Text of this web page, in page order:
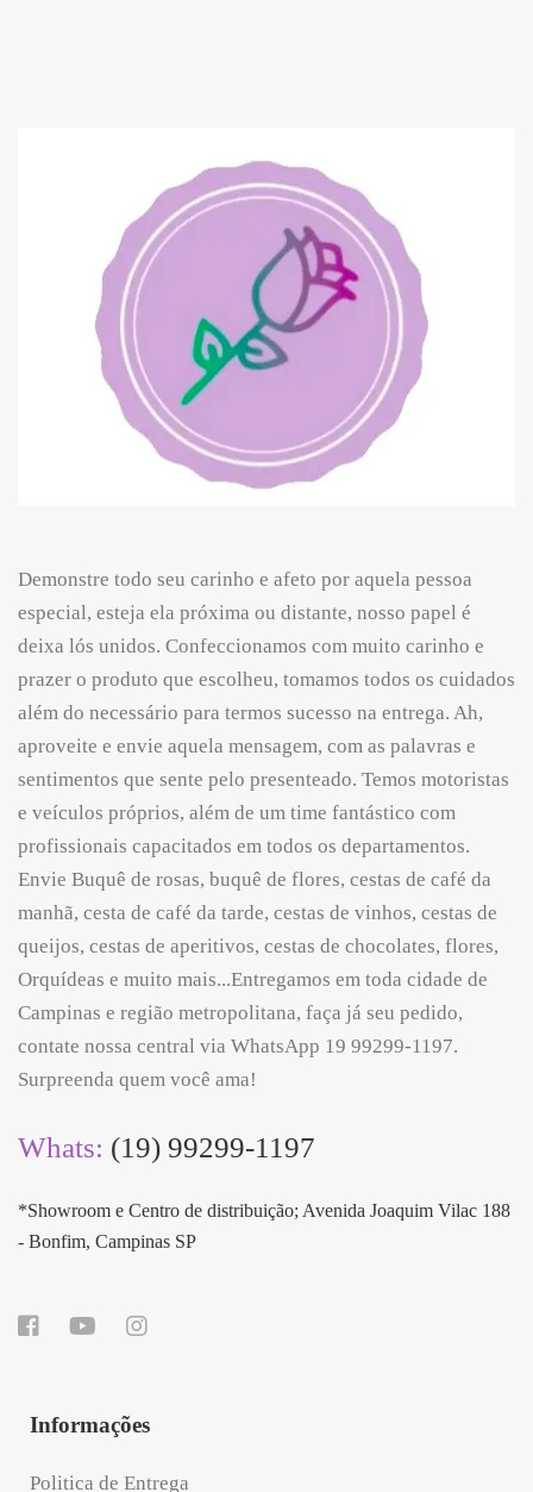
Demonstre todo seu carinho e afeto por aquela pessoa
especial, esteja ela próxima ou distante, nosso papel é
deixa lós unidos. Confeccionamos com muito carinho e
prazer o produto que escolheu, tomamos todos os cuidados
além do necessário para termos sucesso na entrega. Ah,
aproveite e envie aquela mensagem, com as palavras e
sentimentos que sente pelo presenteado. Temos motoristas
e veículos próprios, além de um time fantástico com
profissionais capacitados em todos os departamentos.
Envie Buquê de rosas, buquê de flores, cestas de café da
manhã, cesta de café da tarde, cestas de vinhos, cestas de
queijos, cestas de aperitivos, cestas de chocolates, flores,
Orquídeas e muito mais...Entregamos em toda cidade de
Campinas e região metropolitana, faça já seu pedido,
contate nossa central via WhatsApp 19 99299-1197.
Surpreenda quem você ama!
Whats: (19) 99299-1197
*Showroom e Centro de distribuição; Avenida Joaquim Vilac 188
- Bonfim, Campinas SP
Informações
Politica de Entrega